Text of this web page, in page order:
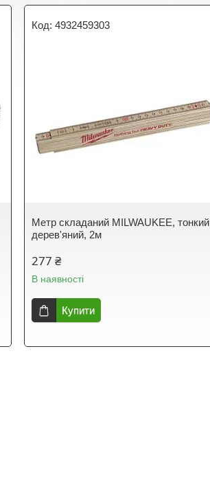
4932459303
Метр складаний MILWAUKEE, тонкий
дерев'яний, 2м
277 ₴
В наявності
Купити